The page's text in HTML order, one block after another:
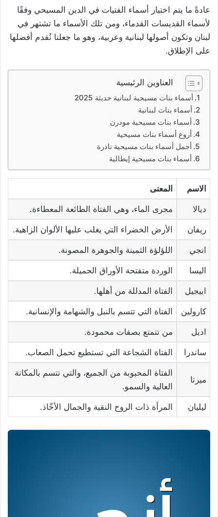
عادةً ما يتم اختيار أسماء الفتيات في الدين المسيحي وفقًا
لأسماء القديسات القدماء، ومن تلك الأسماء ما تشتهر في
لبنان وتكون أصولها لبنانية وعربية، وهو ما جعلنا نُقدم أفضلها
على الإطلاق.
العناوين الرئيسية
أسماء بنات مسيحية لبنانية حديثة 2025
أسماء بنات لبنانية
أسماء بنات مسيحية مودرن
أروع أسماء بنات مسيحية
أجمل أسماء بنات مسيحية نادرة
أسماء بنات مسيحية إيطالية
الاسم المعنى
ديالا مجرى الماء، وهي الفتاة الطائعة المعطاءة.
ريفان الأرض الخضراء التي يغلب عليها الألوان الزاهية.
انجي اللؤلؤة الثمينة والجوهرة المصونة.
اليسا الوردة متفتحة الأوراق الجميلة.
ابيجيل الفتاة المدللة من أهلها.
كارولين الفتاة التي تتسم بالنبل والشهامة والإنسانية.
اديل من تتمتع بصفات محمودة.
ساندرا الفتاة الشجاعة التي تستطيع تحمل الصعاب.
ميرتا
الفتاة المحبوبة من الجميع، والتي تتسم بالمكانة
العالية والسمو.
ليليان المرأة ذات الروح النقية والجمال الأخّاذ.